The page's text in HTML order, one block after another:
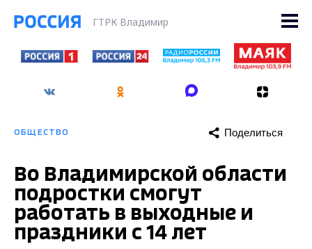
ГТРК Владимир
ОБЩЕСТВО Поделиться
Во Владимирской области
подростки смогут
работать в выходные и
праздники с 14 лет